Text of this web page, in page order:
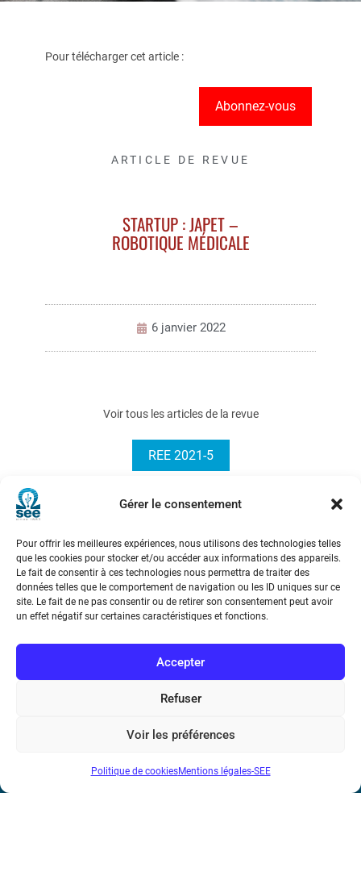
Gérer le consentement
Pour offrir les meilleures expériences, nous utilisons des technologies telles
que les cookies pour stocker et/ou accéder aux informations des appareils.
Le fait de consentir à ces technologies nous permettra de traiter des
données telles que le comportement de navigation ou les ID uniques sur ce
site. Le fait de ne pas consentir ou de retirer son consentement peut avoir
un effet négatif sur certaines caractéristiques et fonctions.
Accepter
Refuser
Voir les préférences
Politique de cookiesMentions légales-SEE
Pour télécharger cet article :
Abonnez-vous
ARTICLE DE REVUE
STARTUP : JAPET –
ROBOTIQUE MÉDICALE
6 janvier 2022
Voir tous les articles de la revue
REE 2021-5
Société de l’Electricité, de l’Electronique et des Technologies
de l’Information et de la Communication
17 rue de l’Amiral Hamelin
Métro : « Boissière » Ligne 6 et « Iéna » Ligne 9
Téléphone : (+33) 1 56 90 37 17
N° de SIREN : 785 393 232, Code APE : 9412Z TVA intra-